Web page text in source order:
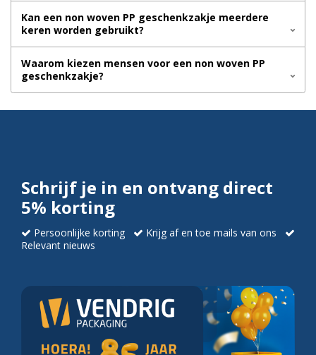
Kan een non woven PP geschenkzakje meerdere
keren worden gebruikt?
Waarom kiezen mensen voor een non woven PP
geschenkzakje?
Schrijf je in en ontvang direct
5% korting
Persoonlijke korting
Krijg af en toe mails van ons
Relevant nieuws